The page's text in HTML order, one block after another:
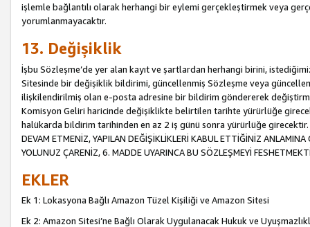
işlemle bağlantılı olarak herhangi bir eylemi gerçekleştirmek veya
yorumlanmayacaktır.
13. Değişiklik
İşbu Sözleşme’de yer alan kayıt ve şartlardan herhangi birini,
Sitesinde bir değişiklik bildirimi, güncellenmiş Sözleşme veya
ilişkilendirilmiş olan e-posta adresine bir bildirim göndererek
Komisyon Geliri haricinde değişiklikte belirtilen tarihte yürürlüğe
halükarda bildirim tarihinden en az 2 iş günü sonra yürürlüğe girecektir.
DEVAM ETMENİZ, YAPILAN DEĞİŞİKLİKLERİ KABUL ETTİĞİNİZ
YOLUNUZ ÇARENİZ, 6. MADDE UYARINCA BU SÖZLEŞMEYİ
EKLER
Ek 1: Lokasyona Bağlı Amazon Tüzel Kişiliği ve Amazon Sitesi
Ek 2: Amazon Sitesi’ne Bağlı Olarak Uygulanacak Hukuk ve